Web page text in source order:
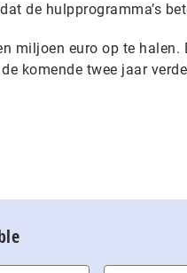
de hulpprogramma’s
miljoen euro op te
komende twee jaar